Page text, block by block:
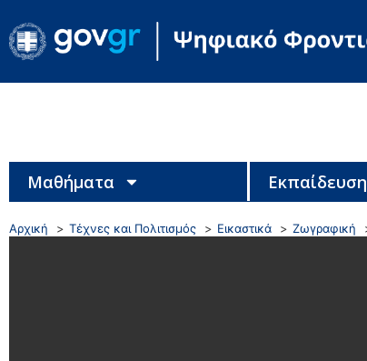
Μαθήματα Εκπαίδευση
Αρχική Τέχνες και Πολιτισμός Εικαστικά Ζωγραφική